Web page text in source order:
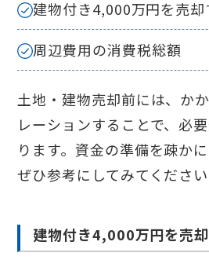
建物付き4,000万円を売
周辺費用の消費税総額
土地・建物売却前には、か
レーションすることで、必
ります。資金の準備を疎かに
ぜひ参考にしてみてください
建物付き4,000万円を売